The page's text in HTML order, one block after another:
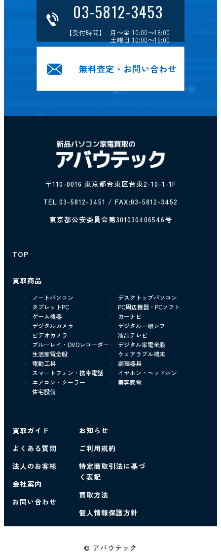
03-5812-3453
【受付時間】 月～金 10:00～18:00
土曜日 10:00～16:00
無料査定・お問い合わせ
〒110-0016 東京都台東区台東2-10-1-1F
TEL:03-5812-3451 / FAX:03-5812-3452
東京都公安委員会第301030406546号
TOP
買取商品
ノートパソコン
デスクトップパソコン
タブレットPC
PC周辺機器・PCソフト
ゲーム機器
カーナビ
デジタルカメラ
デジタル一眼レフ
ビデオカメラ
液晶テレビ
ブルーレイ・DVDレコーダー
デジタル家電全般
生活家電全般
ウェアラブル端末
電動工具
調理器具
スマートフォン・携帯電話
イヤホン・ヘッドホン
エアコン・クーラー
美容家電
住宅設備
買取ガイド
よくある質問
法人のお客様
会社案内
お問い合わせ
お知らせ
ご利用規約
特定商取引法に基づ
く表記
買取方法
個人情報保護方針
© アバウテック